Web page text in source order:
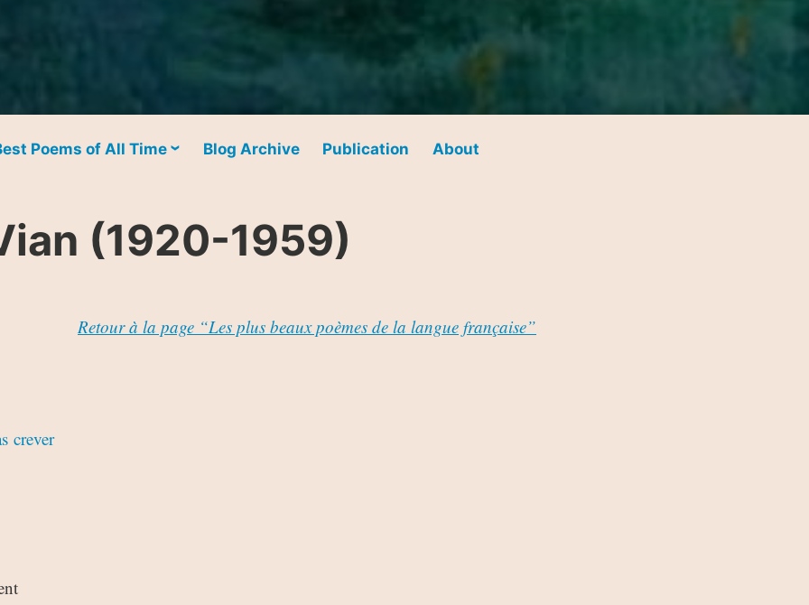
Poems of All Time Blog Archive Publication About
(1920-1959)
Retour à la page “Les plus beaux poèmes de la langue française”
crever